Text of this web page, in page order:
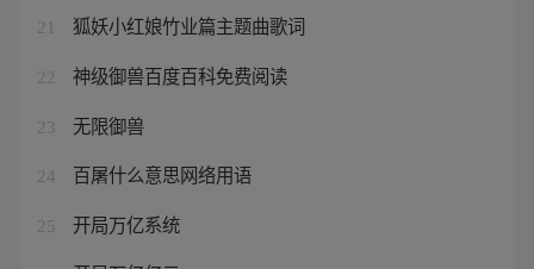
21 狐妖小红娘竹业篇主题曲歌词
22 神级御兽百度百科免费阅读
23 无限御兽
24 百屠什么意思网络用语
25 开局万亿系统